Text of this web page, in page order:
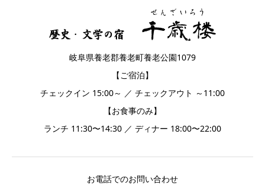
岐阜県養老郡養老町養老公園1079
【ご宿泊】
チェックイン 15:00～ ／ チェックアウト ～11:00
【お食事のみ】
ランチ 11:30〜14:30 ／ ディナー 18:00〜22:00
お電話でのお問い合わせ